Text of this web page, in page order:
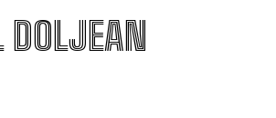
DOLJEAN